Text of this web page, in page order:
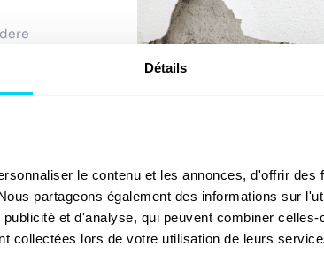
Détails
le contenu et les annonces, d'offrir des
partageons également des informations sur
et d'analyse, qui peuvent combiner
collectées lors de votre utilisation de leurs
zoals
bij de
zoals de
van
Onze
u en uw